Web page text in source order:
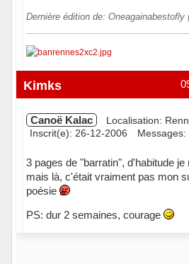
Dernière édition de: Oneagainabestofly
Hors ligne
Kimks
Canoë Kalac
Localisation:
Inscrit(e): 26-12-2006
Messages:
3 pages de "barratin", d'habitude
mais là, c'était vraiment pas mon
poésie
PS: dur 2 semaines, courage